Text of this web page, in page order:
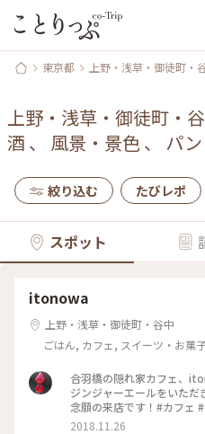
東京都 上野・浅草・御徒町・
上野・浅草・御徒町・
酒 、 風景・景色、 パン
絞り込む たびレポ
スポット
itonowa
上野・浅草・御徒町・谷中
ごはん, カフェ, スイーツ・お菓
合羽橋の隠れ家カフェ、
ジンジャーエールをいただ
念願の来店です！#カフェ
2018.11.26